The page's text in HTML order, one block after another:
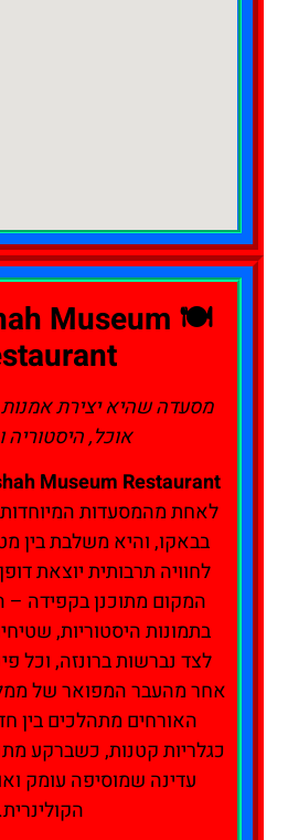
Museum
מסעדה שהיא יצירת אמנות
אוכל, היסטוריה
Museum Restaurant
לאחת מהמסעדות המיוחדות
בבאקו, והיא משלבת בין
לחוויה תרבותית יוצאת
המקום מתוכנן בקפידה –
בתמונות היסטוריות,
לצד נברשות ברונזה, וכל
אחר מהעבר המפואר של
האורחים מתהלכים בין
כגלריות קטנות, כשברקע
עדינה שמוסיפה עומק
הקולינרית.